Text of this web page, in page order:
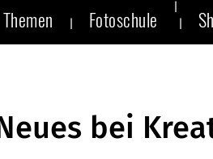
Themen Fotoschule
bei